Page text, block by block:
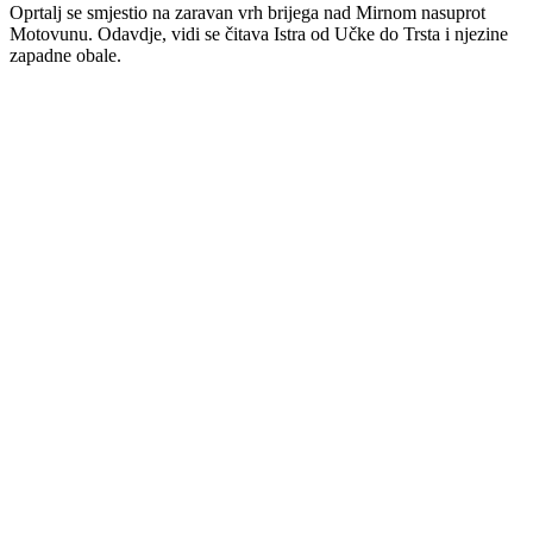
Oprtalj se smjestio na zaravan vrh brijega nad Mirnom nasuprot
Motovunu. Odavdje, vidi se čitava Istra od Učke do Trsta i njezine
zapadne obale.